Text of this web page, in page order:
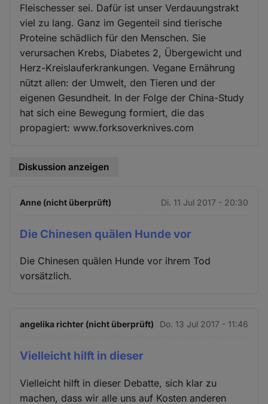
Fleischesser sei. Dafür ist unser Verdauungstrakt
viel zu lang. Ganz im Gegenteil sind tierische
Proteine schädlich für den Menschen. Sie
verursachen Krebs, Diabetes 2, Übergewicht und
Herz-Kreislauferkrankungen. Vegane Ernährung
nützt allen: der Umwelt, den Tieren und der
eigenen Gesundheit. In der Folge der China-Study
hat sich eine Bewegung formiert, die das
propagiert: www.forksoverknives.com
Diskussion anzeigen
Anne (nicht überprüft) Di. 11 Jul 2017 - 20:30
Die Chinesen quälen Hunde vor
Die Chinesen quälen Hunde vor ihrem Tod
vorsätzlich.
angelika richter (nicht überprüft) Do. 13 Jul 2017 - 11:46
Vielleicht hilft in dieser
Vielleicht hilft in dieser Debatte, sich klar zu
machen, dass wir alle uns auf Kosten anderen